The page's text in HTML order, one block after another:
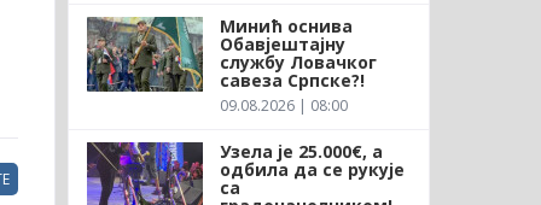
Минић оснива
Обавјештајну
службу Ловачког
савеза Српске?!
09.08.2026 | 08:00
Узела је 25.000€, а
одбила да се рукује
са